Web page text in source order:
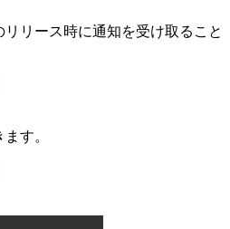
リース時に通知を受け取ること
す。